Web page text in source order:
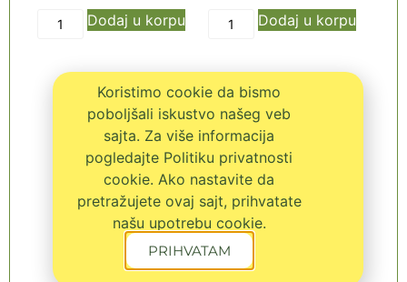
Dodaj u korpu Dodaj u korpu
Koristimo cookie da bismo
poboljšali iskustvo našeg veb
sajta. Za više informacija
pogledajte Politiku privatnosti
cookie. Ako nastavite da
pretražujete ovaj sajt, prihvatate
našu upotrebu cookie.
PRIHVATAM